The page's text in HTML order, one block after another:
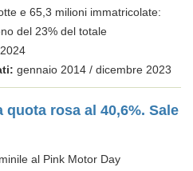
e 65,3 milioni immatricolate:
del 23% del totale
gennaio 2014 / dicembre 2023
rosa al 40,6%. Sale
al Pink Motor Day